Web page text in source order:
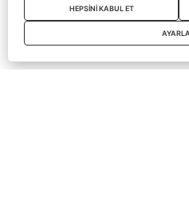
HEPSİNİ KABUL ET